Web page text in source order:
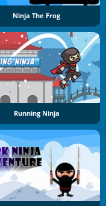
Ninja The Frog
Running Ninja